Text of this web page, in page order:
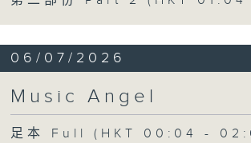
06/07/2026
Music Angel
足本 Full (HKT 00:04 -